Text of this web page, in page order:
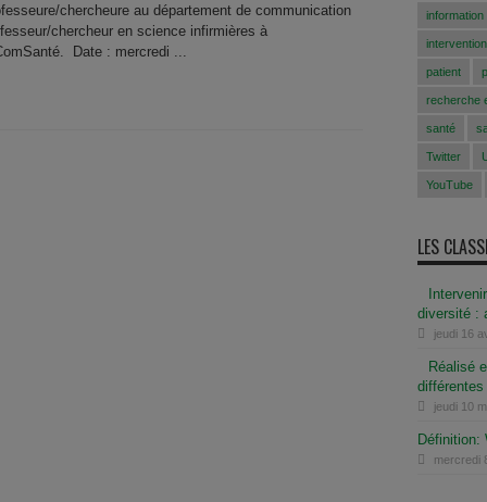
chercheure au département de communication
chercheur en science infirmières à
Date : mercredi ...
information
patient
recherche
santé
Twitter
YouTube
LES
diversité :
jeudi 16
Réalisé
différentes
jeudi 10
Définition:
mercredi